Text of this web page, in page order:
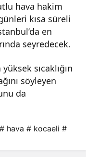
hava hakim
kısa süreli
en
seyredecek.
sıcaklığın
söyleyen
da
# hava # kocaeli #